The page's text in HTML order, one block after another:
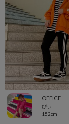
OFFICE
ぴぃ
152cm